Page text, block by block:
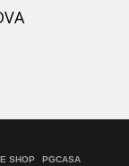
SHOP
PGCASA